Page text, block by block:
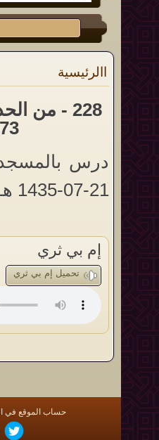
االرئيسية
درس بالمسجد
21-07-1435 هـ
إم بي ثري
تحميل إم بي ثري
حساب الموقع في